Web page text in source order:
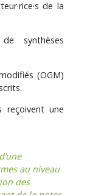
de la
synthèses
(OGM)
reçoivent une
au niveau
des